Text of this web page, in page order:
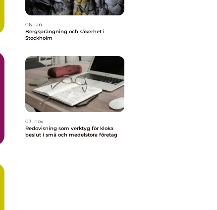
06. jan
Bergsprängning och säkerhet i
Stockholm
03. nov
Redovisning som verktyg för kloka
beslut i små och medelstora företag